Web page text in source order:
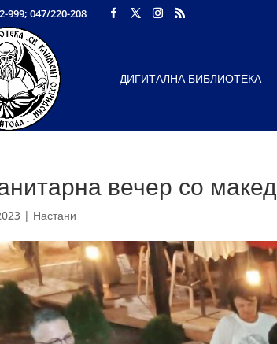
999; 047/220-208
ДИГИТАЛНА БИБЛИОТЕКА
вечер со
| Настани